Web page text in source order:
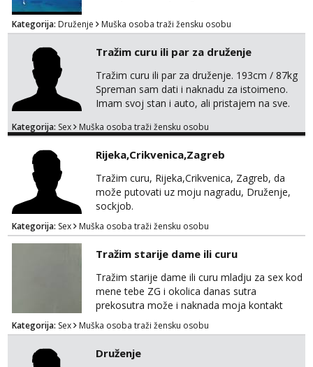
Kategorija: Druženje Muška osoba traži žensku osobu
Tražim curu ili par za druženje
Tražim curu ili par za druženje. 193cm / 87kg
Spreman sam dati i naknadu za istoimeno.
Imam svoj stan i auto, ali pristajem na sve.
brojeve. Molim Vas bez ponuda istog spola.
Kategorija: Sex Muška osoba traži žensku osobu
Rijeka,Crikvenica,Zagreb
Tražim curu, Rijeka,Crikvenica, Zagreb, da
može putovati uz moju nagradu, Druženje,
sockjob.
Kategorija: Sex Muška osoba traži žensku osobu
Tražim starije dame ili curu
Tražim starije dame ili curu mladju za sex kod
mene tebe ZG i okolica danas sutra
prekosutra može i naknada moja kontakt
WhatsApp SMS poziv prednosti imaju starije
091 2504 794
Kategorija: Sex Muška osoba traži žensku osobu
Druženje